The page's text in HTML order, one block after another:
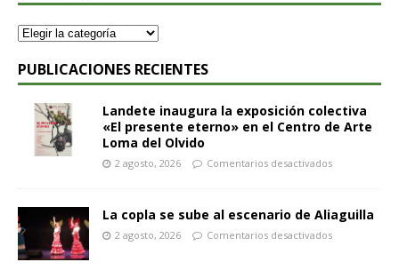
PUBLICACIONES RECIENTES
Landete inaugura la exposición colectiva
«El presente eterno» en el Centro de Arte
Loma del Olvido
2 agosto, 2026 Comentarios desactivados
La copla se sube al escenario de Aliaguilla
2 agosto, 2026 Comentarios desactivados